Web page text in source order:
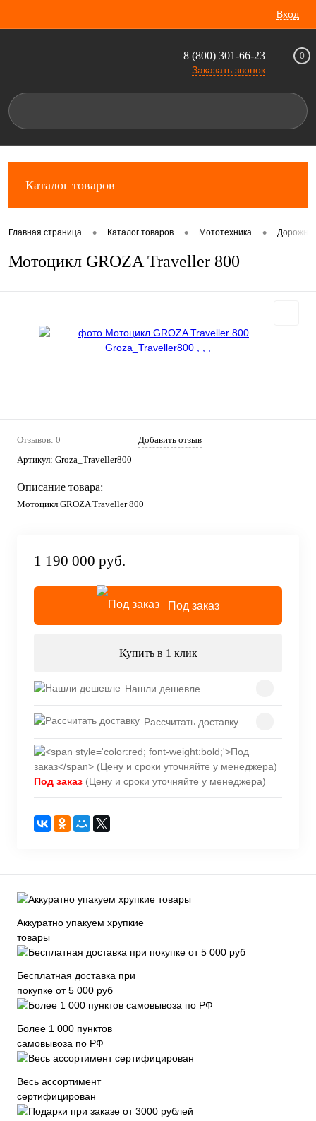
Вход
8 (800) 301-66-23
Заказать звонок
0
Каталог товаров
Главная страница • Каталог товаров • Мототехника •
Мотоцикл GROZA Traveller 800
Отзывов: 0
Добавить отзыв
Артикул: Groza_Traveller800
Описание товара:
Мотоцикл GROZA Traveller 800
1 190 000 руб.
Под заказ
Купить в 1 клик
Нашли дешевле
Рассчитать доставку
Под заказ (Цену и сроки уточняйте у менеджера)
Аккуратно упакуем хрупкие
товары
Бесплатная доставка при
покупке от 5 000 руб
Более 1 000 пунктов
самовывоза по РФ
Весь ассортимент
сертифицирован